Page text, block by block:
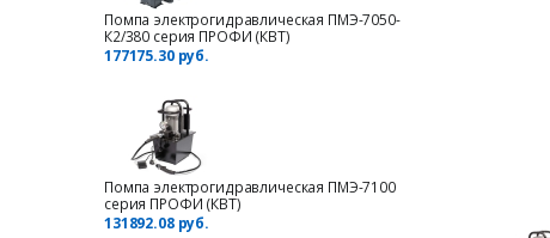
Помпа электрогидравлическая ПМЭ-7050-
К2/380 серия ПРОФИ (КВТ)
177175.30 руб.
Помпа электрогидравлическая ПМЭ-7100
серия ПРОФИ (КВТ)
131892.08 руб.